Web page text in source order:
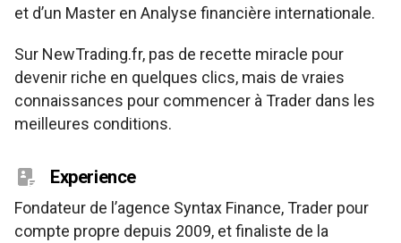
et d’un Master en Analyse financière internationale.
Sur NewTrading.fr, pas de recette miracle pour
devenir riche en quelques clics, mais de vraies
connaissances pour commencer à Trader dans les
meilleures conditions.
Experience
Fondateur de l’agence Syntax Finance, Trader pour
compte propre depuis 2009, et finaliste de la